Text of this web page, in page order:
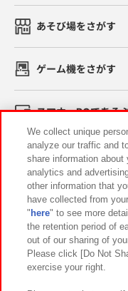
あそび場をさがす
ゲーム機をさがす
スマホ・PCであそ
イベント・キャンペ
関連会社 サ
プライバシーポリシー
お取引先さまと
We collect unique
analyze our traffic and
share information
analytics and
other information that
have collected from
" here" to see more
the retention period of
out of our sharing of
Please click [Do Not
exercise your right.